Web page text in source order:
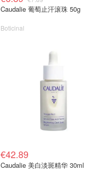
Caudalie 葡萄止汗滚珠 50g
Boticinal
€42.89
Caudalie 美白淡斑精华 30ml